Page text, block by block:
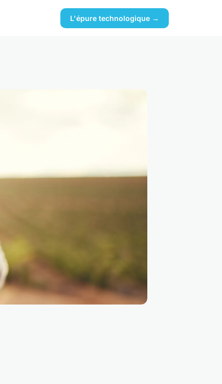
L'épure technologique →